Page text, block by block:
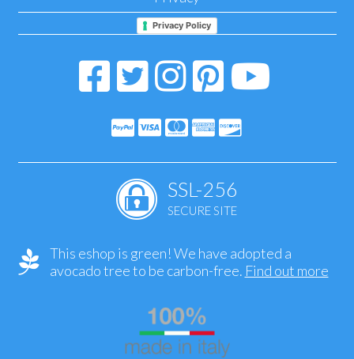
Privacy Policy
SSL-256
SECURE SITE
This eshop is green! We have adopted a
avocado tree to be carbon-free. Find out more